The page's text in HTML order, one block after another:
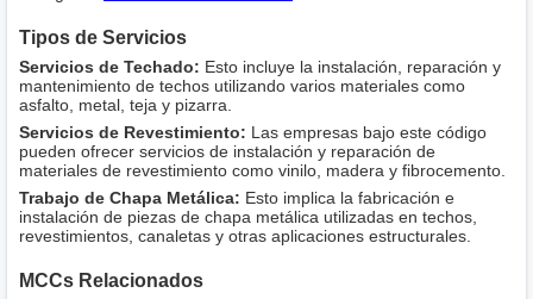
Tipos de Servicios
Servicios de Techado: Esto incluye la instalación, reparación y
mantenimiento de techos utilizando varios materiales como
asfalto, metal, teja y pizarra.
Servicios de Revestimiento: Las empresas bajo este código
pueden ofrecer servicios de instalación y reparación de
materiales de revestimiento como vinilo, madera y fibrocemento.
Trabajo de Chapa Metálica: Esto implica la fabricación e
instalación de piezas de chapa metálica utilizadas en techos,
revestimientos, canaletas y otras aplicaciones estructurales.
MCCs Relacionados